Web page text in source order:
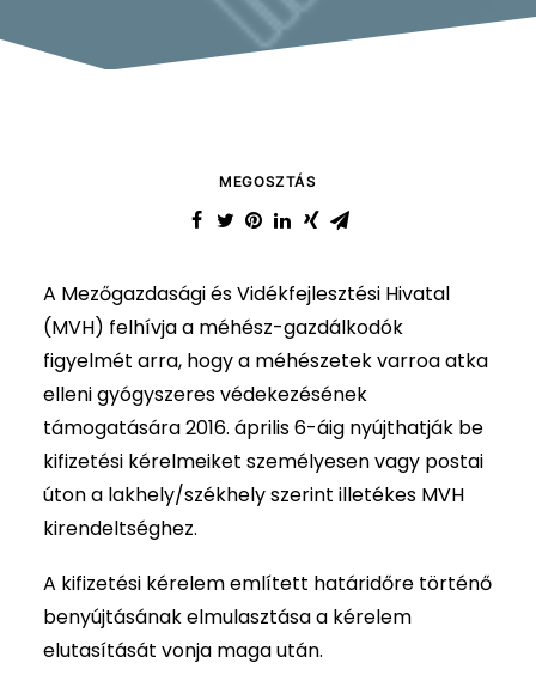
MEGOSZTÁS
A Mezőgazdasági és Vidékfejlesztési Hivatal
(MVH) felhívja a méhész-gazdálkodók
figyelmét arra, hogy a méhészetek varroa atka
elleni gyógyszeres védekezésének
támogatására 2016. április 6-áig nyújthatják be
kifizetési kérelmeiket személyesen vagy postai
úton a lakhely/székhely szerint illetékes MVH
kirendeltséghez.
A kifizetési kérelem említett határidőre történő
benyújtásának elmulasztása a kérelem
elutasítását vonja maga után.